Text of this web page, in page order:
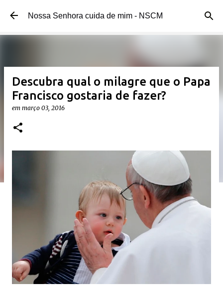
Pular para o conteúdo principal
Nossa Senhora cuida de mim - NSCM
Descubra qual o milagre que o Papa
Francisco gostaria de fazer?
em março 03, 2016